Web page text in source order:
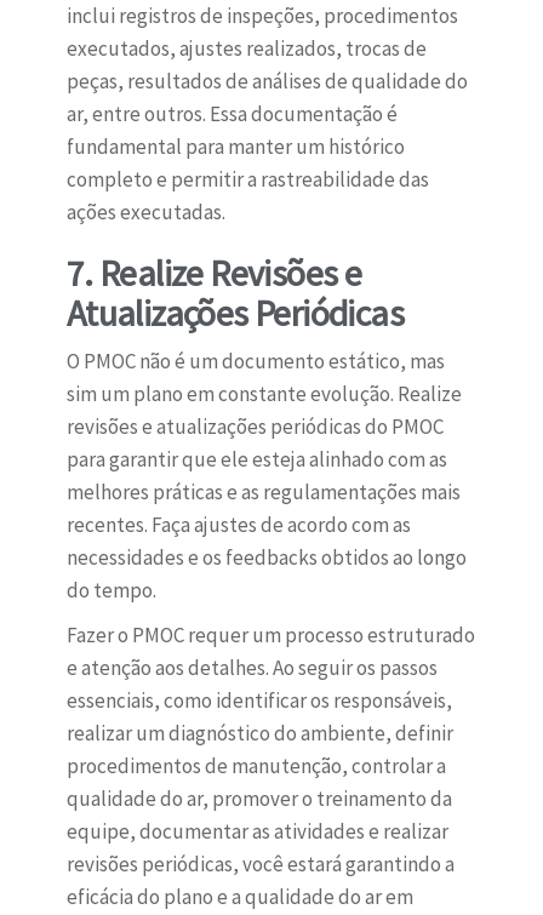
inclui registros de inspeções, procedimentos
executados, ajustes realizados, trocas de
peças, resultados de análises de qualidade do
ar, entre outros. Essa documentação é
fundamental para manter um histórico
completo e permitir a rastreabilidade das
ações executadas.
7. Realize Revisões e
Atualizações Periódicas
O PMOC não é um documento estático, mas
sim um plano em constante evolução. Realize
revisões e atualizações periódicas do PMOC
para garantir que ele esteja alinhado com as
melhores práticas e as regulamentações mais
recentes. Faça ajustes de acordo com as
necessidades e os feedbacks obtidos ao longo
do tempo.
Fazer o PMOC requer um processo estruturado
e atenção aos detalhes. Ao seguir os passos
essenciais, como identificar os responsáveis,
realizar um diagnóstico do ambiente, definir
procedimentos de manutenção, controlar a
qualidade do ar, promover o treinamento da
equipe, documentar as atividades e realizar
revisões periódicas, você estará garantindo a
eficácia do plano e a qualidade do ar em